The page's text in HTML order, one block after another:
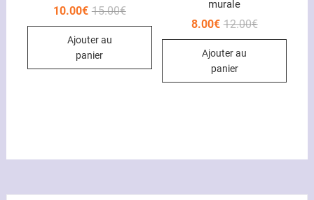
15.00€Le
10.00€
Le
Ajouter au
panier
murale
12.00€Le
8.00€
Le
Ajouter au
panier